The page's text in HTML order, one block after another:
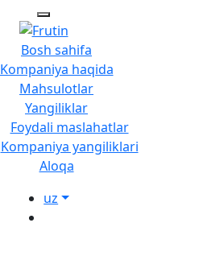
Bosh sahifa
Kompaniya haqida
Mahsulotlar
Yangiliklar
Foydali maslahatlar
Kompaniya yangiliklari
Aloqa
uz